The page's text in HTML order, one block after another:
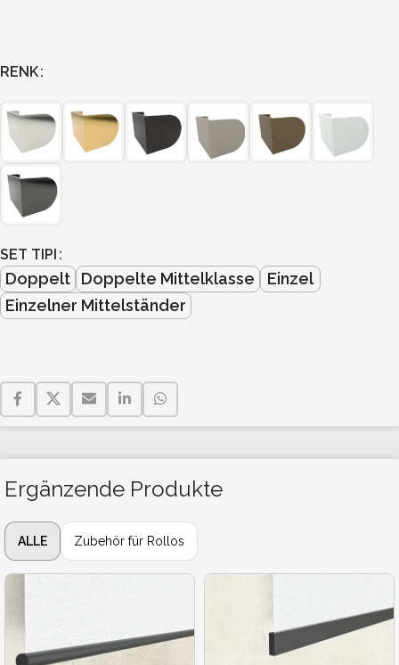
RENK
SET TIPI
Doppelt Doppelte Mittelklasse
Einzel
Einzelner Mittelständer
Ergänzende Produkte
ALLE Zubehör für Rollos